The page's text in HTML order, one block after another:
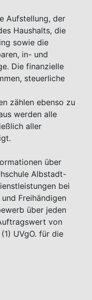
Aufstellung, der
Haushalts, die
sowie die
in- und
Die finanzielle
steuerliche
zählen ebenso zu
werden alle
aller
über
Albstadt-
bei
Freihändigen
über jeden
von
UVgO. für die